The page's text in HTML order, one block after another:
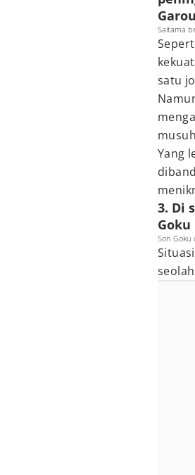
Garou
Saitama
satu
Yang
3. Di
Son Goku